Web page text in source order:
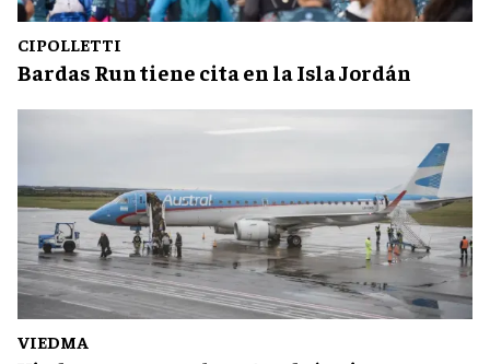
CIPOLLETTI
Bardas Run tiene cita en la Isla Jordán
VIEDMA